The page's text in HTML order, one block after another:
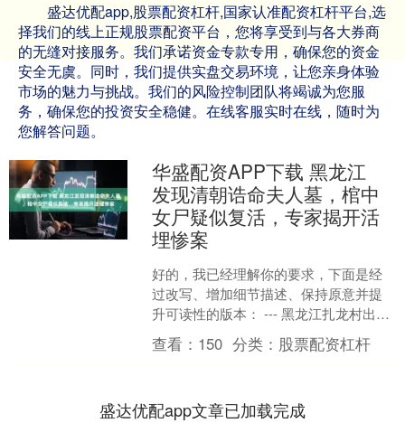
盛达优配app,股票配资杠杆,国家认准配资杠杆平台,选
择我们的线上正规股票配资平台，您将享受到与各大券商
的无缝对接服务。我们承诺资金专款专用，确保您的资金
安全无虞。同时，我们提供实盘交易环境，让您亲身体验
市场的魅力与挑战。我们的风险控制团队将竭诚为您服
务，确保您的投资安全稳健。在线客服实时在线，随时为
您解答问题。
华盛配资APP下载 黑龙江
发现清朝诰命夫人墓，棺中
女尸疑似复活，专家揭开活
埋惨案
好的，我已经理解你的要求，下面是经
过改写、增加细节描述、保持原意并提
升可读性的版本： --- 黑龙江扎龙村出土
了一座清朝诰命夫人的古墓，最令人震
惊的是棺材中的女....
查看： 150 分类： 股票配资杠杆
盛达优配app文章已加载完成